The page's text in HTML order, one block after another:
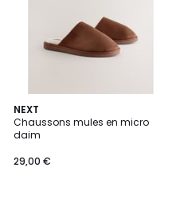
NEXT
Chaussons mules en micro
daim
29,00 €